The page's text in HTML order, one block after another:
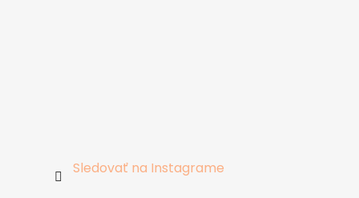
Sledovať na Instagrame